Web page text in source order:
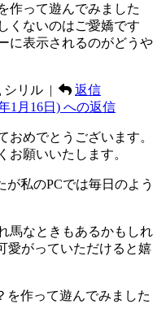
作って遊んでみました
くないのはご愛嬌です
に表示されるのがどうや
シリル |
返信
1月16日) への返信
おめでとうございます。
お願いいたします。
私のPCでは毎日のよう
馬なときもあるかもしれ
愛がっていただけると嬉
を作って遊んでみました